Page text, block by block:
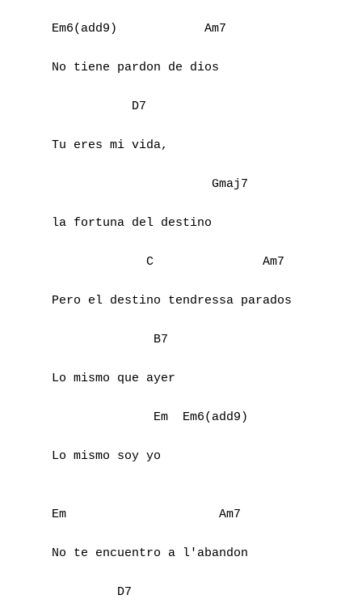
Em6(add9)            Am7
No tiene pardon de dios
           D7
Tu eres mi vida,
                      Gmaj7
la fortuna del destino
             C               Am7
Pero el destino tendressa parados
              B7
Lo mismo que ayer
              Em  Em6(add9)
Lo mismo soy yo
Em                     Am7
No te encuentro a l'abandon
D7
W
Z
Accords de guitare